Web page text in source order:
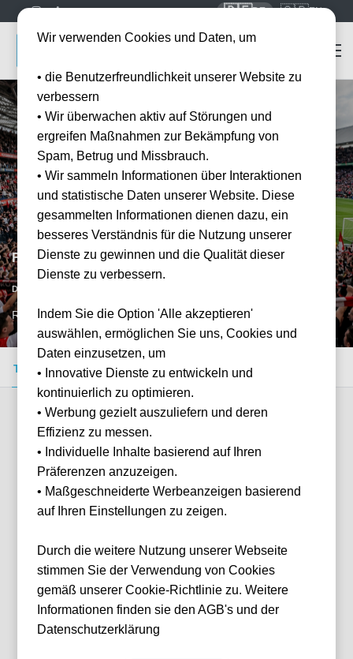
🇩🇪DE 🇬🇧EN
Feyenoord Rotterdam vs NAC Breda
Datum wird noch bekanntgegeben
RTM, NL
Tickets kaufen Event-Info FAQ
Verfügbare Kategorien (6)
Hotel New York - Shortside Package
Wir verwenden Cookies und Daten, um
• die Benutzerfreundlichkeit unserer Website zu
verbessern
• Wir überwachen aktiv auf Störungen und
ergreifen Maßnahmen zur Bekämpfung von
Spam, Betrug und Missbrauch.
• Wir sammeln Informationen über Interaktionen
und statistische Daten unserer Website. Diese
gesammelten Informationen dienen dazu, ein
besseres Verständnis für die Nutzung unserer
Dienste zu gewinnen und die Qualität dieser
Dienste zu verbessern.
Indem Sie die Option 'Alle akzeptieren'
auswählen, ermöglichen Sie uns, Cookies und
Daten einzusetzen, um
• Innovative Dienste zu entwickeln und
kontinuierlich zu optimieren.
• Werbung gezielt auszuliefern und deren
Effizienz zu messen.
• Individuelle Inhalte basierend auf Ihren
Präferenzen anzuzeigen.
• Maßgeschneiderte Werbeanzeigen basierend
auf Ihren Einstellungen zu zeigen.
Durch die weitere Nutzung unserer Webseite
stimmen Sie der Verwendung von Cookies
gemäß unserer Cookie-Richtlinie zu. Weitere
Informationen finden sie den AGB's und der
Datenschutzerklärung